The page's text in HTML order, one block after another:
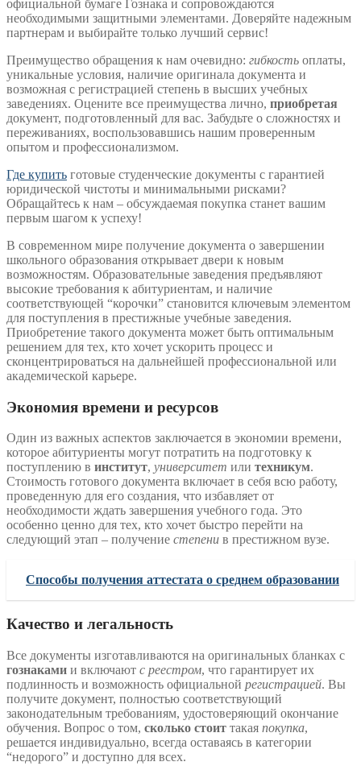
официальной бумаге Гознака и сопровождаются
необходимыми защитными элементами. Доверяйте надежным
партнерам и выбирайте только лучший сервис!
Преимущество обращения к нам очевидно: гибкость оплаты,
уникальные условия, наличие оригинала документа и
возможная с регистрацией степень в высших учебных
заведениях. Оцените все преимущества лично, приобретая
документ, подготовленный для вас. Забудьте о сложностях и
переживаниях, воспользовавшись нашим проверенным
опытом и профессионализмом.
Где купить готовые студенческие документы с гарантией
юридической чистоты и минимальными рисками?
Обращайтесь к нам – обсуждаемая покупка станет вашим
первым шагом к успеху!
В современном мире получение документа о завершении
школьного образования открывает двери к новым
возможностям. Образовательные заведения предъявляют
высокие требования к абитуриентам, и наличие
соответствующей “корочки” становится ключевым элементом
для поступления в престижные учебные заведения.
Приобретение такого документа может быть оптимальным
решением для тех, кто хочет ускорить процесс и
сконцентрироваться на дальнейшей профессиональной или
академической карьере.
Экономия времени и ресурсов
Один из важных аспектов заключается в экономии времени,
которое абитуриенты могут потратить на подготовку к
поступлению в институт, университет или техникум.
Стоимость готового документа включает в себя всю работу,
проведенную для его создания, что избавляет от
необходимости ждать завершения учебного года. Это
особенно ценно для тех, кто хочет быстро перейти на
следующий этап – получение степени в престижном вузе.
Способы получения аттестата о среднем образовании
Качество и легальность
Все документы изготавливаются на оригинальных бланках с
гознаками и включают с реестром, что гарантирует их
подлинность и возможность официальной регистрацией. Вы
получите документ, полностью соответствующий
законодательным требованиям, удостоверяющий окончание
обучения. Вопрос о том, сколько стоит такая покупка,
решается индивидуально, всегда оставаясь в категории
“недорого” и доступно для всех.